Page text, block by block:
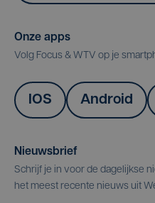
Onze apps
Volg Focus & WTV op je
IOS Android
Nieuwsbrief
Schrijf je in voor de dagelijkse
het meest recente nieuws uit